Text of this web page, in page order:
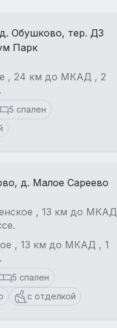
Обушково, тер. ДЗ
Парк
, 24 км до МКАД , 2
5 спален
д. Малое Сареево
, 13 км до МКАД
, 13 км до МКАД , 1
5 спален
с отделкой